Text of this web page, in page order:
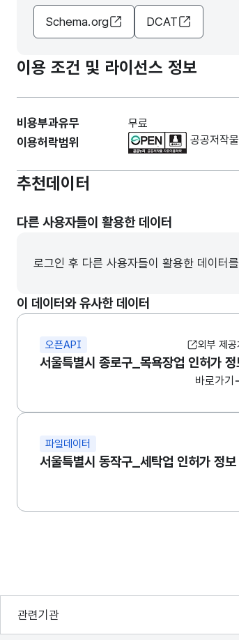
Schema.org DCAT
이용 조건 및 라이선스 정보
비용부과유무 무료
이용허락범위 공공저작
추천데이터
다른 사용자들이 활용한 데이터
로그인 후 다른 사용자들이 활용한 데이터
이 데이터와 유사한 데이터
오픈API 외부 제공
서울특별시 종로구_목욕장업 인허가 정
바로가기
파일데이터
서울특별시 동작구_세탁업 인허가 정보
관련기관
행정안전부